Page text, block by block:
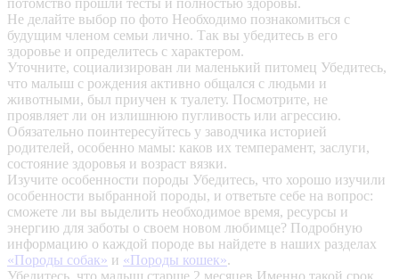
потомство прошли тесты и полностью здоровы.
Не делайте выбор по фото Необходимо познакомиться с
будущим членом семьи лично. Так вы убедитесь в его
здоровье и определитесь с характером.
Уточните, социализирован ли маленький питомец Убедитесь,
что малыш с рождения активно общался с людьми и
животными, был приучен к туалету. Посмотрите, не
проявляет ли он излишнюю пугливость или агрессию.
Обязательно поинтересуйтесь у заводчика историей
родителей, особенно мамы: каков их темперамент, заслуги,
состояние здоровья и возраст вязки.
Изучите особенности породы Убедитесь, что хорошо изучили
особенности выбранной породы, и ответьте себе на вопрос:
сможете ли вы выделить необходимое время, ресурсы и
энергию для заботы о своем новом любимце? Подробную
информацию о каждой породе вы найдете в наших разделах
«Породы собак» и «Породы кошек».